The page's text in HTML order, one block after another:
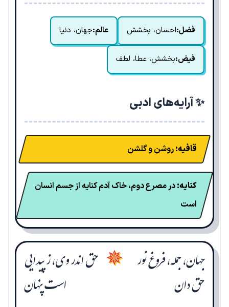
فضل:احسان، بخشش عالم:جهان، دنیا
فیض:بخشش، عطا، لطف
✨ آرایه‌های ادبی
قافیه:روشن و گلشن
کنایه:در مصرع دوم، خاک آدم کنایه از جسم انسان
است
جهان، جمله، فروغ نور
حق دان
✵ حق اندر وی، ز پیدایی
است پنهان